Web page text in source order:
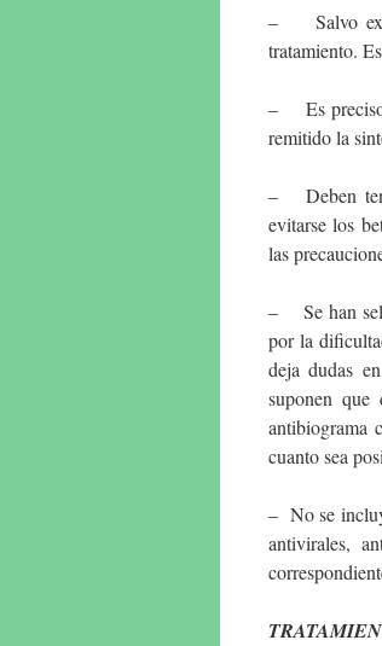
– Salvo
tratamiento.
– Es preciso
remitido la
– Deben
evitarse los
las
– Se han
por la
deja dudas
suponen que
antibiograma
cuanto sea
– No se
antivirales,